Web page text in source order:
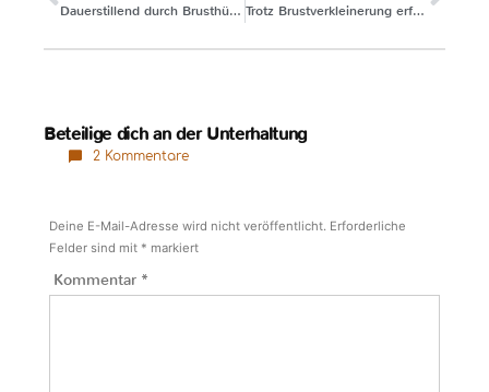
Dauerstillend durch Brusthütchen Trotz Brustverkleinerung erfolgreich gestillt
Beteilige dich an der Unterhaltung
2 Kommentare
Deine E-Mail-Adresse wird nicht veröffentlicht. Erforderliche
Felder sind mit * markiert
Kommentar *